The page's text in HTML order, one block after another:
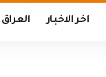
اخر الاخبار العراق